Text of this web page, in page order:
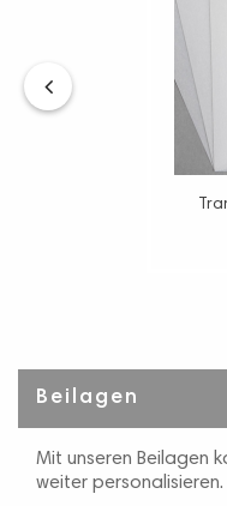
Beilagen
Mit unseren Beilagen
weiter personalisieren.